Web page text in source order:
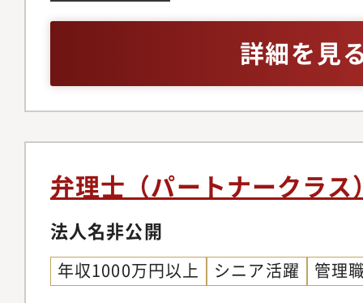
の全体に関与できる
識でき、モチベーシ
す。・技術的な観点
貢献することができ
す。・特許事務所で
法律事務所では紛争
は扱わないタスクに
業務を通じて、クラ
ことへの貢献を直に
品、バイオなど幅広
織】現在弁理士は13
所全体のスタッフは
す。
る方・共に未知の領
うマインドがある方
詳細を見
弁理士（パートナークラス
法人名非公開
年収1000万円以上 シニア活躍 管理